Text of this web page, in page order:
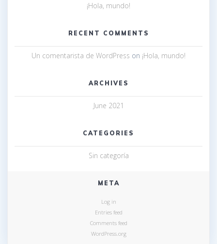
¡Hola, mundo!
RECENT COMMENTS
Un comentarista de WordPress on ¡Hola, mundo!
ARCHIVES
June 2021
CATEGORIES
Sin categoría
META
Log in
Entries feed
Comments feed
WordPress.org